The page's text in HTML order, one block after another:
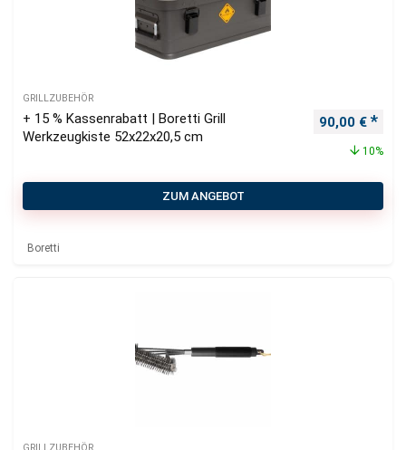
GRILLZUBEHÖR
+ 15 % Kassenrabatt | Boretti Grill
Werkzeugkiste 52x22x20,5 cm
90,00 €
10%
ZUM ANGEBOT
Boretti
GRILLZUBEHÖR